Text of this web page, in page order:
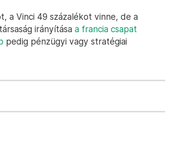
a Vinci 49 százalékot vinne, de a
irányítása a francia csapat
pedig pénzügyi vagy stratégiai